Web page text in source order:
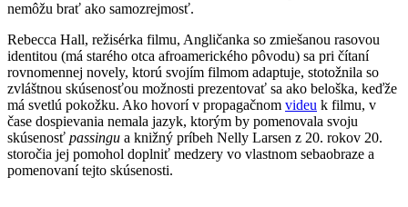
nemôžu brať ako samozrejmosť.
Rebecca Hall, režisérka filmu, Angličanka so zmiešanou rasovou
identitou (má starého otca afroamerického pôvodu) sa pri čítaní
rovnomennej novely, ktorú svojím filmom adaptuje, stotožnila so
zvláštnou skúsenosťou možnosti prezentovať sa ako beloška, keďže
má svetlú pokožku. Ako hovorí v propagačnom videu k filmu, v
čase dospievania nemala jazyk, ktorým by pomenovala svoju
skúsenosť passingu a knižný príbeh Nelly Larsen z 20. rokov 20.
storočia jej pomohol doplniť medzery vo vlastnom sebaobraze a
pomenovaní tejto skúsenosti.